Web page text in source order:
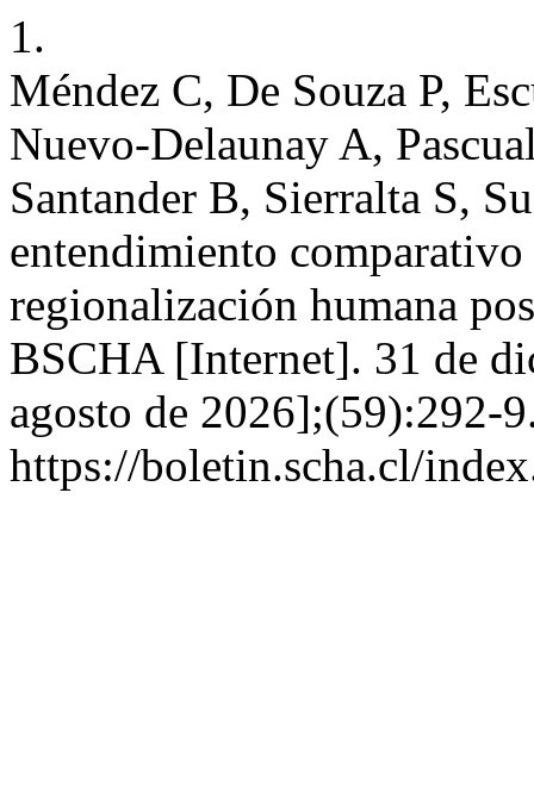
1.
Méndez C, De Souza P,
Nuevo-Delaunay A,
Santander B, Sierralta S,
entendimiento comparativo
regionalización humana
BSCHA [Internet]. 31 de
agosto de 2026];(59):292-
https://boletin.scha.cl/